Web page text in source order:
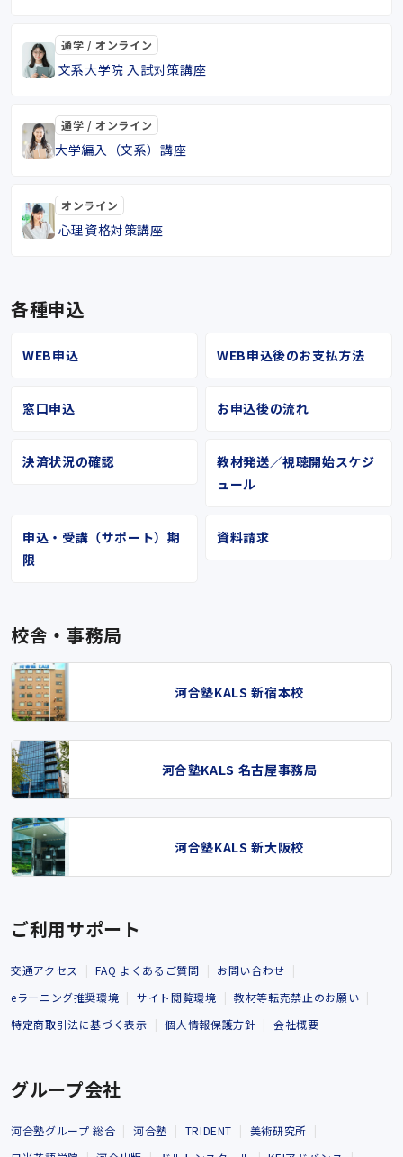
通学 / オンライン
文系大学院 入試対策講座
通学 / オンライン
大学編入（文系）講座
オンライン
心理資格対策講座
各種申込
WEB申込 WEB申込後のお支払方法
窓口申込 お申込後の流れ
決済状況の確認
教材発送／視聴開始スケジ
ュール
申込・受講（サポート）期
限
資料請求
校舎・事務局
河合塾KALS 新宿本校
河合塾KALS 名古屋事務局
河合塾KALS 新大阪校
ご利用サポート
交通アクセス FAQ よくあるご質問
お問い合わせ
eラーニング推奨環境
サイト閲覧環境
教材等転売禁止のお願い
特定商取引法に基づく表示
個人情報保護方針 会社概要
グループ会社
河合塾グループ 総合 河合塾 TRIDENT
美術研究所